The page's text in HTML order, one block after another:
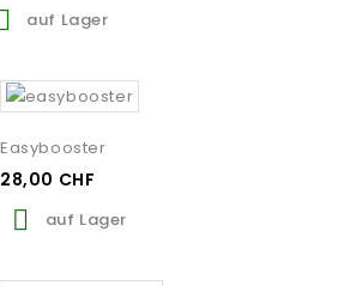
auf Lager
Easybooster
28,00 CHF
 auf Lager